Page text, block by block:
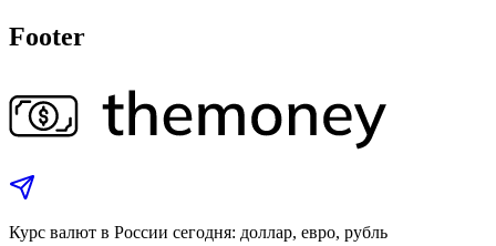
Footer
Курс валют в России сегодня: доллар, евро, рубль